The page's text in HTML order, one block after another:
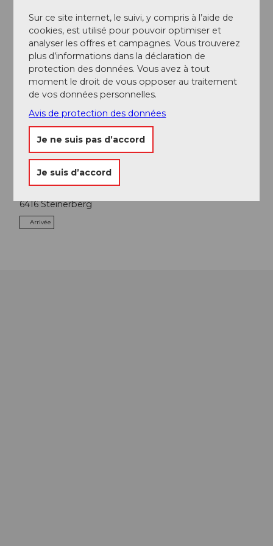
A proximité Regarder sur la carte
Excursions
Contact
6416Steinerberg
Arrivée
Sur ce site internet, le suivi, y compris à l’aide de
cookies, est utilisé pour pouvoir optimiser et
analyser les offres et campagnes. Vous trouverez
plus d’informations dans la déclaration de
protection des données. Vous avez à tout
moment le droit de vous opposer au traitement
de vos données personnelles.
Avis de protection des données
Je ne suis pas d’accord
Je suis d’accord